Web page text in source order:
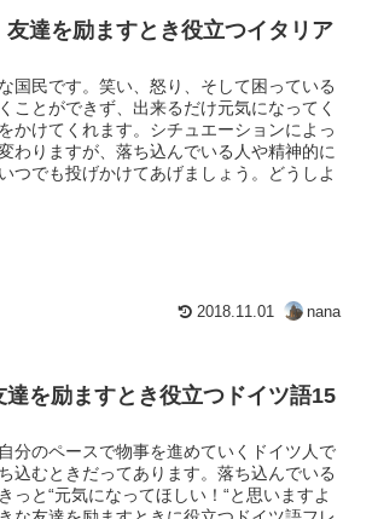
達を励ますとき役立つイタリア
国民です。笑い、怒り、そして困っている
ことができず、出来るだけ元気になってく
かけてくれます。シチュエーションによっ
わりますが、落ち込んでいる人や精神的に
つでも投げかけてあげましょう。どうしよ
2018.11.01 nana
達を励ますとき役立つドイツ語15
分のペースで物事を進めていくドイツ人で
込むときだってあります。落ち込んでいる
っと“元気になってほしい！“と思いますよ